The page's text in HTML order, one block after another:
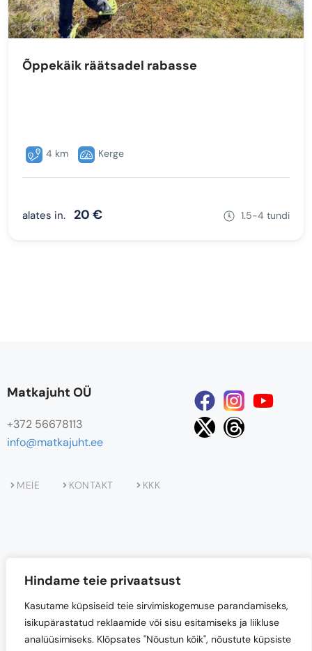
Hindame teie privaatsust
Kasutame küpsiseid teie sirvimiskogemuse parandamiseks,
isikupärastatud reklaamide või sisu esitamiseks ja liikluse
analüüsimiseks. Klõpsates "Nõustun kõik", nõustute küpsiste
Õppekäik räätsadel rabasse
4 km Kerge
alates in. 20 € 1.5-4 tundi
Matkajuht OÜ
+372 56678113
info@matkajuht.ee
MEIE KONTAKT KKK